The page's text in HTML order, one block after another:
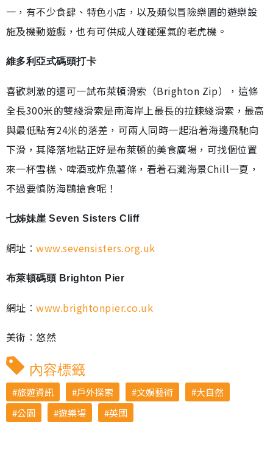
一，有不少食肆、特色小店，以及類似冒險樂園的遊樂設
施及機動遊戲，也有可供成人碰碰運氣的老虎機。
維多利亞式碼頭打卡
喜歡刺激的還可一試布萊頓滑索（Brighton Zip），這條
全長300米的雙綫滑索是南海岸上最長的拉鍊綫滑索，最高
與最低點有24米的落差，可兩人同時一起沿着海邊飛馳向
下滑，其降落地點正好是布萊頓的美食廣場，可找個位置
來一杯雪榚、啤酒或炸魚薯條，看着石灘海景Chill一夏，
不過要慎防海鷗搶食呢！
七姊妹崖 Seven Sisters Cliff
網址︰www.sevensisters.org.uk
布萊頓碼頭 Brighton Pier
網址︰www.brightonpier.co.uk
美術︰悠然
內容標籤
旅遊資訊 戶外探索 文娛藝術
大自然
公園
遊樂場 英國